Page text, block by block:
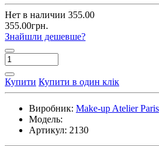
Нет в наличии 355.00
355.00грн.
Знайшли дешевше?
Купити Купити в один клік
Виробник: Make-up Atelier Paris
Модель:
Артикул: 2130